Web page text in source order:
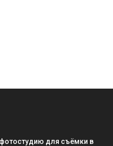
для съёмки в